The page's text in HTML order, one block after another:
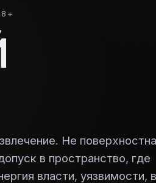
Не
в пространство, где
власти, уязвимости,